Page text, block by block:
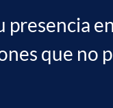
que no